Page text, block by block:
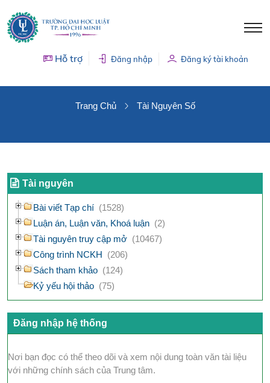
Hỗ trợ Đăng nhập Đăng ký tài khoản
Trang Chủ Tài Nguyên Số
Tài nguyên
Bài viết Tạp chí (1528)
Luận án, Luận văn, Khoá luận (2)
Tài nguyên truy cập mở (10467)
Công trình NCKH (206)
Sách tham khảo (124)
Kỷ yếu hội thảo (75)
Đăng nhập hệ thống
Nơi bạn đọc có thể theo dõi và xem nội dung toàn văn tài liệu
với những chính sách của Trung tâm.